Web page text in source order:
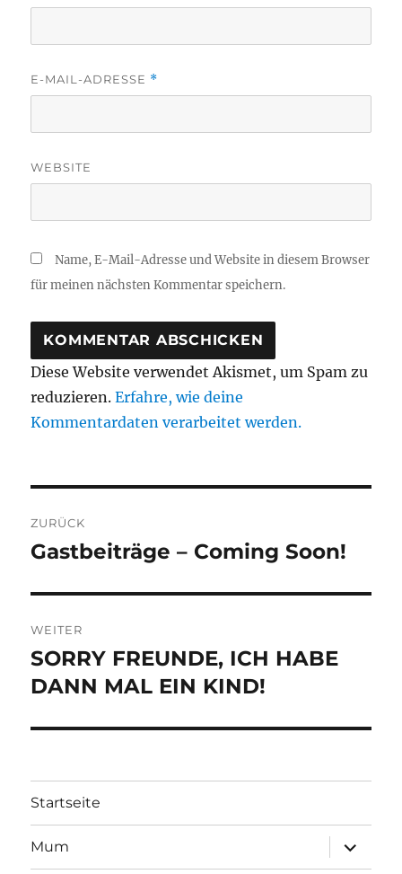
E-MAIL-ADRESSE *
WEBSITE
Name, E-Mail-Adresse und Website in diesem Browser
für meinen nächsten Kommentar speichern.
Diese Website verwendet Akismet, um Spam zu
reduzieren.Erfahre, wie deine
Kommentardaten verarbeitet werden.
ZURÜCK
Vorheriger
Gastbeiträge – Coming Soon!
WEITER
Nächster
Beitrag:
SORRY FREUNDE, ICH HABE
DANN MAL EIN KIND!
Startseite
Mum
öffnen